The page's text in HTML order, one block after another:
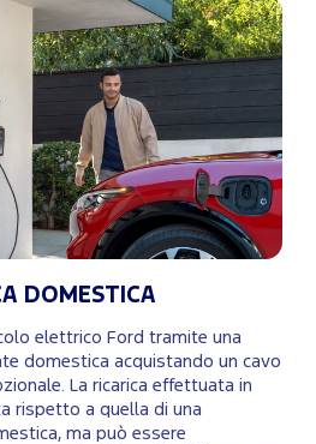
DOMESTICA
elettrico Ford tramite una
domestica acquistando un cavo
La ricarica effettuata in
rispetto a quella di una
ma può essere